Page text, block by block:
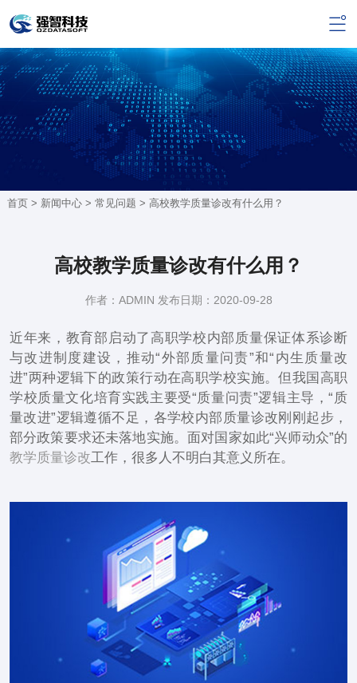
首页 > 新闻中心> 常见问题 > 高校教学质量诊改有什么用？
高校教学质量诊改有什么用？
作者：ADMIN 发布日期：2020-09-28
近年来，教育部启动了高职学校内部质量保证体系诊断
与改进制度建设，推动“外部质量问责”和“内生质量改
进”两种逻辑下的政策行动在高职学校实施。但我国高职
学校质量文化培育实践主要受“质量问责”逻辑主导，“质
量改进”逻辑遵循不足，各学校内部质量诊改刚刚起步，
部分政策要求还未落地实施。面对国家如此“兴师动众”的
教学质量诊改工作，很多人不明白其意义所在。